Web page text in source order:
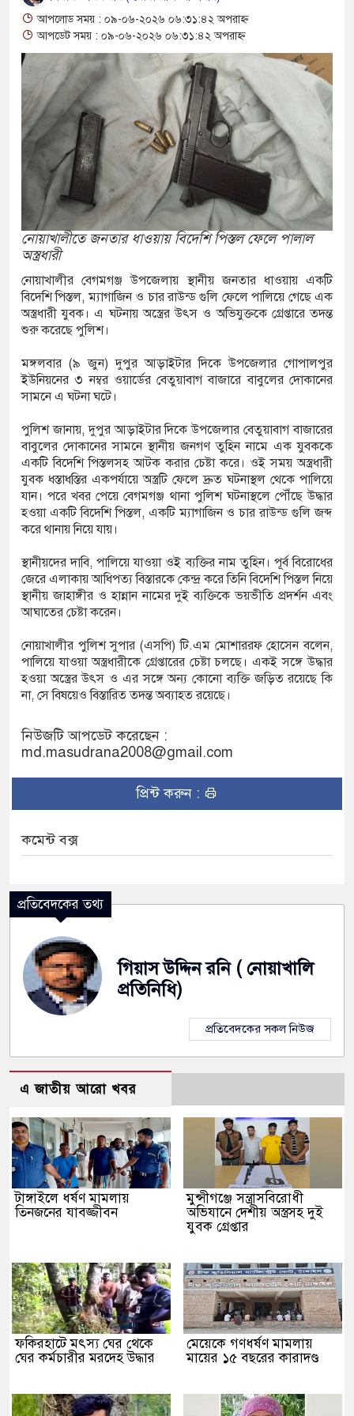
সংঘর্ষে ওষুধ ব্যবসায়ী নিহত
স্মারক ক্যানভাস উপহার
ব্যস্ত কৃষক, ভালো ফলন ও দামে স্বস্তি
চক্রের সক্রিয় দুই সদস্য গ্রেফতার
অভিযানে মাদক কারবারি গ্রেফতার ৪, আটক
বড় পরিবর্তন, অভিনয় থেকে দূরে হাসান মাসুদ
মামলা: কারাগারে পাঠানো হলো আসামি
ব্যবস্থায় বড় পরিবর্তনের লক্ষ্য: ববি হাজ্জাজ
ঘের থেকে ঘের কর্মচারীর মরদেহ উদ্ধার
আপলোড সময় : ০৯-০৬-২০২৬ ০৬:৩১:৪২ অপরাহ্ন
আপডেট সময় : ০৯-০৬-২০২৬ ০৬:৩১:৪২ অপরাহ্ন
নোয়াখালীতে জনতার ধাওয়ায় বিদেশি পিস্তল ফেলে পালাল
অস্ত্রধারী
নোয়াখালীর বেগমগঞ্জ উপজেলায় স্থানীয় জনতার ধাওয়ায় একটি
বিদেশি পিস্তল, ম্যাগাজিন ও চার রাউন্ড গুলি ফেলে পালিয়ে গেছে এক
অস্ত্রধারী যুবক। এ ঘটনায় অস্ত্রের উৎস ও অভিযুক্তকে গ্রেপ্তারে তদন্ত
শুরু করেছে পুলিশ।
মঙ্গলবার (৯ জুন) দুপুর আড়াইটার দিকে উপজেলার গোপালপুর
ইউনিয়নের ৩ নম্বর ওয়ার্ডের বেতুয়াবাগ বাজারে বাবুলের দোকানের
সামনে এ ঘটনা ঘটে।
পুলিশ জানায়, দুপুর আড়াইটার দিকে উপজেলার বেতুয়াবাগ বাজারের
বাবুলের দোকানের সামনে স্থানীয় জনগণ তুহিন নামে এক যুবককে
একটি বিদেশি পিস্তলসহ আটক করার চেষ্টা করে। ওই সময় অস্ত্রধারী
যুবক ধস্তাধস্তির একপর্যায়ে অস্ত্রটি ফেলে দ্রুত ঘটনাস্থল থেকে পালিয়ে
যান। পরে খবর পেয়ে বেগমগঞ্জ থানা পুলিশ ঘটনাস্থলে পৌঁছে উদ্ধার
হওয়া একটি বিদেশি পিস্তল, একটি ম্যাগাজিন ও চার রাউন্ড গুলি জব্দ
করে থানায় নিয়ে যায়।
স্থানীয়দের দাবি, পালিয়ে যাওয়া ওই ব্যক্তির নাম তুহিন। পূর্ব বিরোধের
জেরে এলাকায় আধিপত্য বিস্তারকে কেন্দ্র করে তিনি বিদেশি পিস্তল নিয়ে
স্থানীয় জাহাঙ্গীর ও হান্নান নামের দুই ব্যক্তিকে ভয়ভীতি প্রদর্শন এবং
আঘাতের চেষ্টা করেন।
নোয়াখালীর পুলিশ সুপার (এসপি) টি.এম মোশাররফ হোসেন বলেন,
পালিয়ে যাওয়া অস্ত্রধারীকে গ্রেপ্তারের চেষ্টা চলছে। একই সঙ্গে উদ্ধার
হওয়া অস্ত্রের উৎস ও এর সঙ্গে অন্য কোনো ব্যক্তি জড়িত রয়েছে কি
না, সে বিষয়েও বিস্তারিত তদন্ত অব্যাহত রয়েছে।
নিউজটি আপডেট করেছেন :
md.masudrana2008@gmail.com
প্রিন্ট করুন :
কমেন্ট বক্স
প্রতিবেদকের তথ্য
গিয়াস উদ্দিন রনি ( নোয়াখালি
প্রতিনিধি)
প্রতিবেদকের সকল নিউজ
এ জাতীয় আরো খবর
টাঙ্গাইলে ধর্ষণ মামলায়
তিনজনের যাবজ্জীবন
মুন্সীগঞ্জে সন্ত্রাসবিরোধী
অভিযানে দেশীয় অস্ত্রসহ দুই
যুবক গ্রেপ্তার
ফকিরহাটে মৎস্য ঘের থেকে
ঘের কর্মচারীর মরদেহ উদ্ধার
মেয়েকে গণধর্ষণ মামলায়
মায়ের ১৫ বছরের কারাদণ্ড